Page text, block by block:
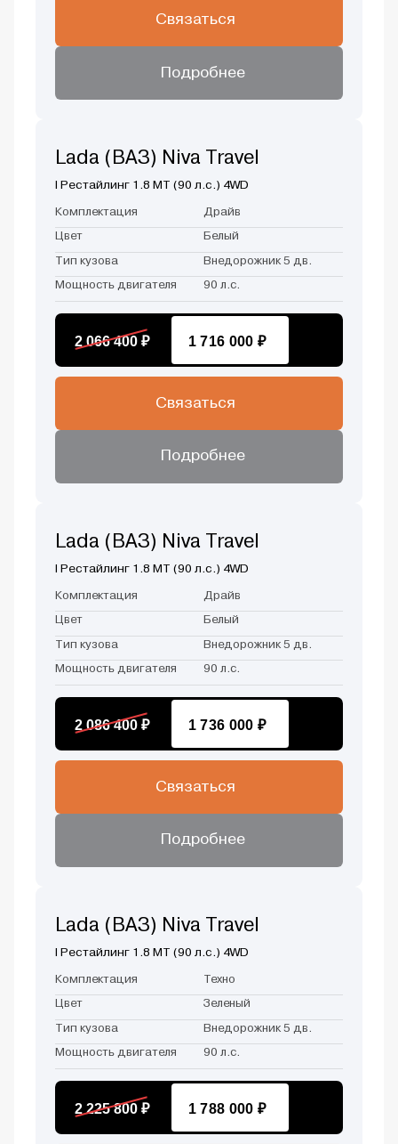
Связаться
Подробнее
Lada (ВАЗ) Niva Travel
I Рестайлинг 1.8 MT (90 л.с.) 4WD
Комплектация Драйв
Цвет Белый
Тип кузова Внедорожник 5 дв.
Мощность двигателя 90 л.с.
2 066 400 ₽ 1 716 000 ₽
Связаться
Подробнее
Lada (ВАЗ) Niva Travel
I Рестайлинг 1.8 MT (90 л.с.) 4WD
Комплектация Драйв
Цвет Белый
Тип кузова Внедорожник 5 дв.
Мощность двигателя 90 л.с.
2 086 400 ₽ 1 736 000 ₽
Связаться
Подробнее
Lada (ВАЗ) Niva Travel
I Рестайлинг 1.8 MT (90 л.с.) 4WD
Комплектация Техно
Цвет Зеленый
Тип кузова Внедорожник 5 дв.
Мощность двигателя 90 л.с.
2 225 800 ₽ 1 788 000 ₽